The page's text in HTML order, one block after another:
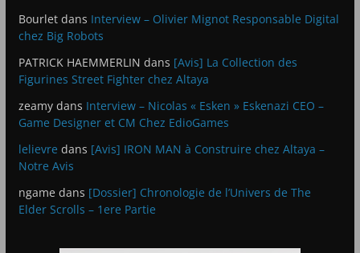
Bourletdans Interview – Olivier Mignot Responsable Digital
chez Big Robots
PATRICK HAEMMERLIN dans [Avis] La Collection des
Figurines Street Fighter chez Altaya
zeamydans Interview – Nicolas « Esken » Eskenazi CEO –
Game Designer et CM Chez EdioGames
lelievre dans [Avis] IRON MAN à Construire chez Altaya –
Notre Avis
ngame dans [Dossier] Chronologie de l’Univers de The
Elder Scrolls – 1ere Partie